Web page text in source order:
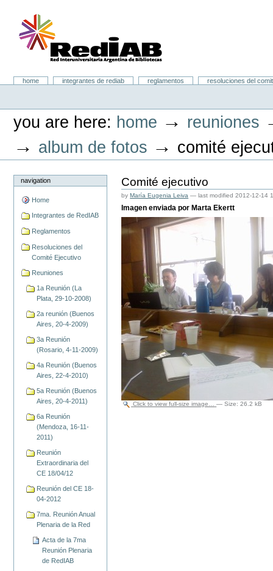
content.
Portal RedIAB
Sectionshome integrantes de rediab reglamentos
resoluciones del
you are here: home → reuniones
→ album de fotos → comité
navigation
Home
Integrantes de RedIAB
Reglamentos
Resoluciones del
Comité Ejecutivo
Reuniones
1a Reunión (La
Plata, 29-10-2008)
2a reunión (Buenos
Aires, 20-4-2009)
3a Reunión
(Rosario, 4-11-2009)
4a Reunión (Buenos
Aires, 22-4-2010)
5a Reunión (Buenos
Aires, 20-4-2011)
6a Reunión
(Mendoza, 16-11-
2011)
Reunión
Extraordinaria del
CE 18/04/12
Reunión del CE 18-
04-2012
7ma. Reunión Anual
Plenaria de la Red
Acta de la 7ma
Reunión Plenaria
de RedIAB
Comité ejecutivo
by María Eugenia Leiva — last modified2012-12-14
Imagen enviada por Marta Ekertt
Click to view full-size image… —Size:26.2 kB